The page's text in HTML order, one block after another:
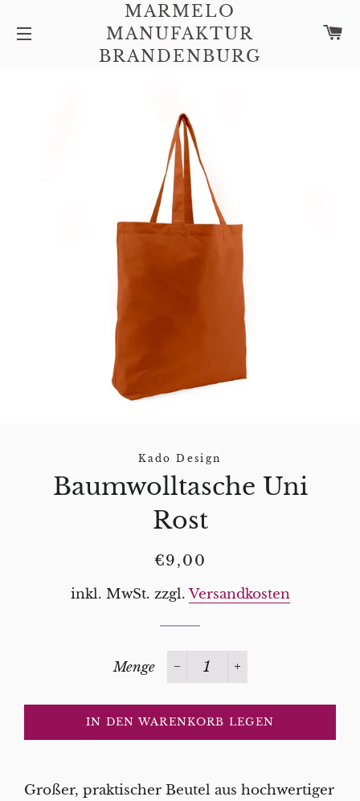
SEITENNAVIGATION
MARMELO
MANUFAKTUR
BRANDENBURG
Kado Design
Baumwolltasche Uni
Rost
Normaler
Sonderpreis
€9,00
inkl. MwSt. zzgl.Versandkosten
Menge
−
+
IN DEN WARENKORB LEGEN
Großer, praktischer Beutel aus hochwertiger